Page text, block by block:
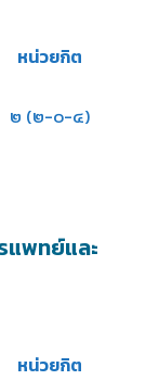
หน่วยกิต
๒ (๒-๐-๔)
พทย์และ
หน่วยกิต